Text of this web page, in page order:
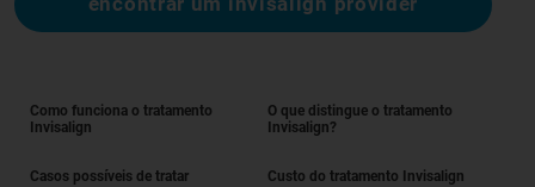
Como funciona o tratamento
Invisalign
O que distingue o tratamento
Invisalign?
Casos possíveis de tratar Custo do tratamento Invisalign